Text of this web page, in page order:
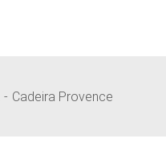
Cadeira Provence